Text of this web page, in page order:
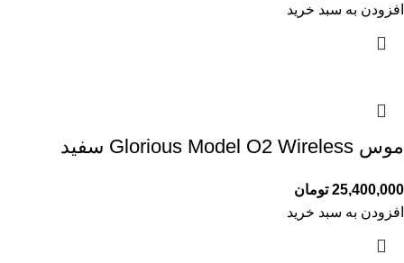
افزودن به سبد خرید
موس Glorious Model O2 Wireless سفید
25,400,000 تومان
افزودن به سبد خرید